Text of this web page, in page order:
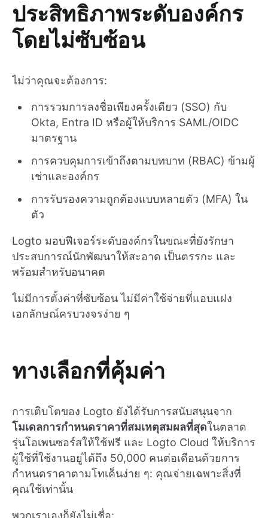
ประสิทธิภาพระดับองค์กร
โดยไม่ซับซ้อน
ไม่ว่าคุณจะต้องการ:
การรวมการลงชื่อเพียงครั้งเดียว (SSO) กับ
Okta, Entra ID หรือผู้ให้บริการ SAML/OIDC
มาตรฐาน
การควบคุมการเข้าถึงตามบทบาท (RBAC) ข้ามผู้
เช่าและองค์กร
การรับรองความถูกต้องแบบหลายตัว (MFA) ใน
ตัว
Logto มอบฟีเจอร์ระดับองค์กรในขณะที่ยังรักษา
ประสบการณ์นักพัฒนาให้สะอาด เป็นตรรกะ และ
พร้อมสำหรับอนาคต
ไม่มีการตั้งค่าที่ซับซ้อน ไม่มีค่าใช้จ่ายที่แอบแฝง
เอกลักษณ์ครบวงจรง่าย ๆ
ทางเลือกที่คุ้มค่า
การเติบโตของ Logto ยังได้รับการสนับสนุนจาก
โมเดลการกำหนดราคาที่สมเหตุสมผลที่สุดในตลาด
รุ่นโอเพนซอร์สให้ใช้ฟรี และ Logto Cloud ให้บริการ
ผู้ใช้ที่ใช้งานอยู่ได้ถึง 50,000 คนต่อเดือนด้วยการ
กำหนดราคาตามโทเค็นง่าย ๆ: คุณจ่ายเฉพาะสิ่งที่
คุณใช้เท่านั้น
พวกเราเองก็ยังไม่เชื่อ: